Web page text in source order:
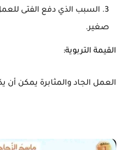
السبب الذي دفع الفتى
صغير.
القيمة التربوية:
العمل الجاد والمثابرة يمكن أن